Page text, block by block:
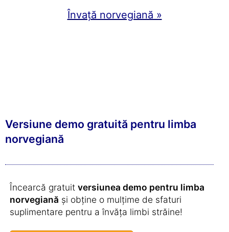
Învață norvegiană »
Versiune demo gratuită pentru limba
norvegiană
Încearcă gratuit versiunea demo pentru limba
norvegiană și obține o mulțime de sfaturi
suplimentare pentru a învăța limbi străine!